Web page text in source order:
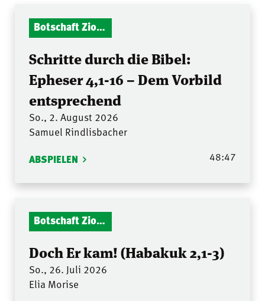
Botschaft Zionshalle
Schritte durch die Bibel:
Epheser 4,1-16 – Dem Vorbild
entsprechend
So., 2. August 2026
Samuel Rindlisbacher
ABSPIELEN 48:47
Botschaft Zionshalle
Doch Er kam! (Habakuk 2,1-3)
So., 26. Juli 2026
Elia Morise